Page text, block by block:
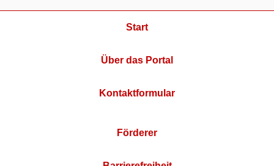
Start
Über das Portal
Kontaktformular
Förderer